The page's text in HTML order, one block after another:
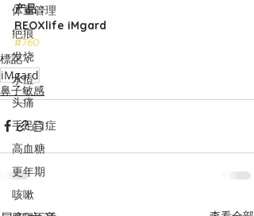
体重管理
疤痕
发烧
水痘
头痛
手足口症
高血糖
更年期
咳嗽
产品：
REOXlife iMgard
#760
標記：
iMgard
鼻子敏感